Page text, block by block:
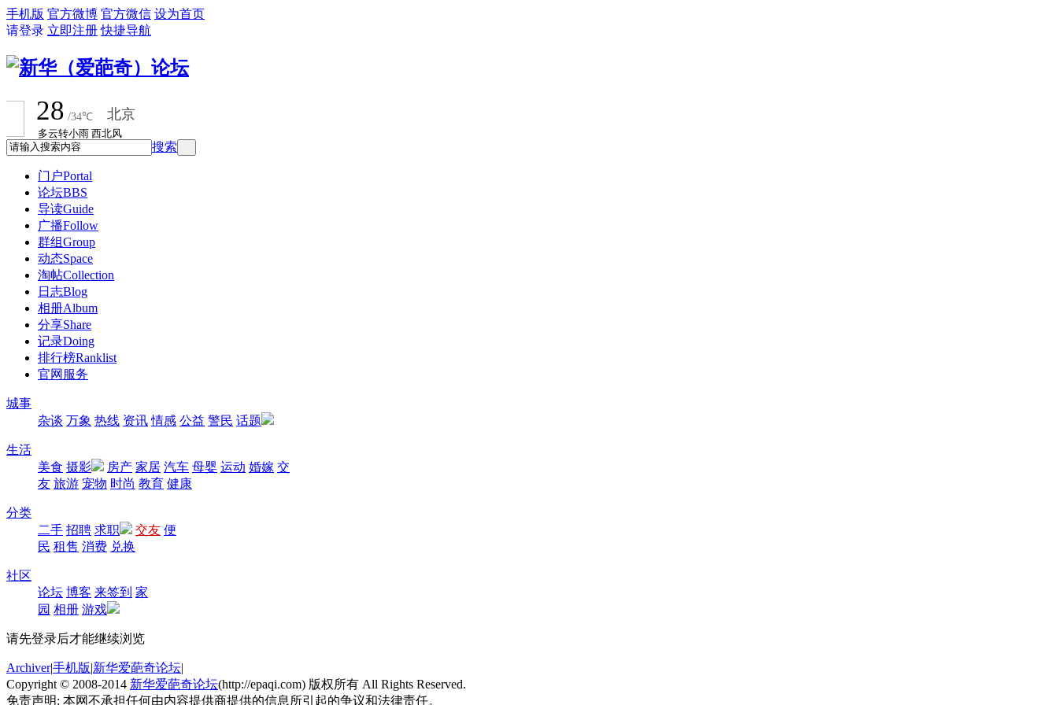
手机版 官方微博 官方微信 设为首页
请登录 立即注册 快捷导航
搜索
门户Portal
论坛BBS
导读Guide
广播Follow
群组Group
动态Space
淘帖Collection
日志Blog
相册Album
分享Share
记录Doing
排行榜Ranklist
官网服务
城事
杂谈 万象 热线 资讯 情感 公益 警民 话题
生活
美食 摄影 房产 家居 汽车 母婴 运动 婚嫁 交
友 旅游 宠物 时尚 教育 健康
分类
二手 招聘 求职 交友 便
民 租售 消费 兑换
社区
论坛 博客 来签到 家
园 相册 游戏
请先登录后才能继续浏览
Archiver|手机版|新华爱葩奇论坛|
Copyright © 2008-2014 新华爱葩奇论坛(http://epaqi.com) 版权所有 All Rights Reserved.
免责声明: 本网不承担任何由内容提供商提供的信息所引起的争议和法律责任。